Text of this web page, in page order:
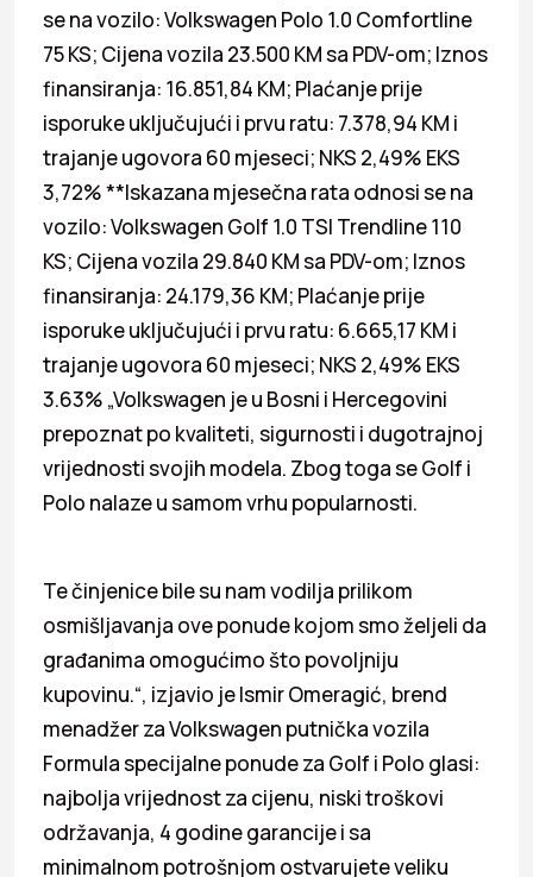
se na vozilo: Volkswagen Polo 1.0 Comfortline
75 KS; Cijena vozila 23.500 KM sa PDV-om; Iznos
finansiranja: 16.851,84 KM; Plaćanje prije
isporuke uključujući i prvu ratu: 7.378,94 KM i
trajanje ugovora 60 mjeseci; NKS 2,49% EKS
3,72% **Iskazana mjesečna rata odnosi se na
vozilo: Volkswagen Golf 1.0 TSI Trendline 110
KS; Cijena vozila 29.840 KM sa PDV-om; Iznos
finansiranja: 24.179,36 KM; Plaćanje prije
isporuke uključujući i prvu ratu: 6.665,17 KM i
trajanje ugovora 60 mjeseci; NKS 2,49% EKS
3.63% „Volkswagen je u Bosni i Hercegovini
prepoznat po kvaliteti, sigurnosti i dugotrajnoj
vrijednosti svojih modela. Zbog toga se Golf i
Polo nalaze u samom vrhu popularnosti.
Te činjenice bile su nam vodilja prilikom
osmišljavanja ove ponude kojom smo željeli da
građanima omogućimo što povoljniju
kupovinu.“, izjavio je Ismir Omeragić, brend
menadžer za Volkswagen putnička vozila
Formula specijalne ponude za Golf i Polo glasi:
najbolja vrijednost za cijenu, niski troškovi
održavanja, 4 godine garancije i sa
minimalnom potrošnjom ostvarujete veliku